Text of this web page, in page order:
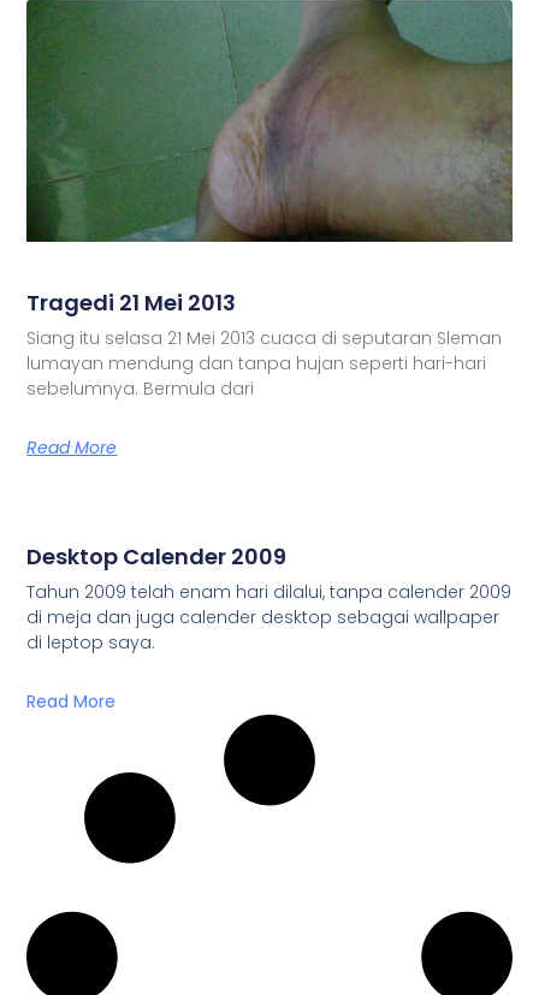
Tragedi 21 Mei 2013
Siang itu selasa 21 Mei 2013 cuaca di seputaran Sleman
lumayan mendung dan tanpa hujan seperti hari-hari
sebelumnya. Bermula dari
Read More
Desktop Calender 2009
Tahun 2009 telah enam hari dilalui, tanpa calender 2009
di meja dan juga calender desktop sebagai wallpaper
di leptop saya.
Read More